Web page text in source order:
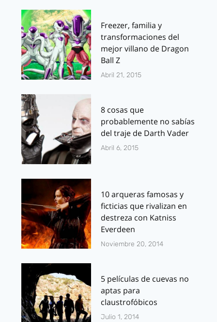
Freezer, familia y
transformaciones del
mejor villano de Dragon
Ball Z
Abril 21, 2015
8 cosas que
probablemente no sabías
del traje de Darth Vader
Abril 6, 2015
10 arqueras famosas y
ficticias que rivalizan en
destreza con Katniss
Everdeen
Noviembre 20, 2014
5 películas de cuevas no
aptas para
claustrofóbicos
Julio 1, 2014